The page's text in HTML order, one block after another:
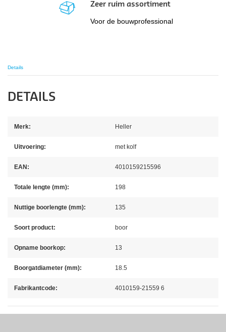
Zeer ruim assortiment
Voor de bouwprofessional
Details
DETAILS
Merk: Heller
Uitvoering: met kolf
EAN: 4010159215596
Totale lengte (mm): 198
Nuttige boorlengte (mm): 135
Soort product: boor
Opname boorkop: 13
Boorgatdiameter (mm): 18.5
Fabrikantcode: 4010159-21559 6